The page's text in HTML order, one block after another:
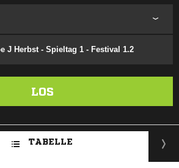
J Herbst - Spieltag 1 - Festival 1.2
LOS
TABELLE